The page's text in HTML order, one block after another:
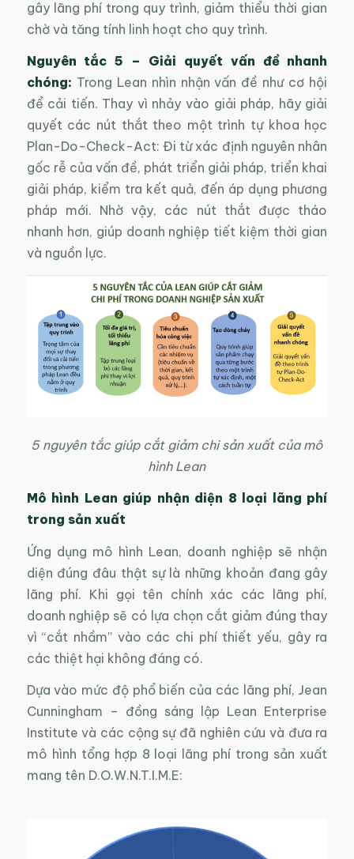
gây lãng phí trong quy trình, giảm thiểu thời gian
chờ và tăng tính linh hoạt cho quy trình.
Nguyên tắc 5 –
Giải quyết vấn đề nhanh
chóng: Trong Lean nhìn nhận vấn đề như cơ hội
để cải tiến. Thay vì nhảy vào giải pháp, hãy giải
quyết các nút thắt theo một trình tự khoa học
Plan-Do-Check-Act: Đi từ xác định nguyên nhân
gốc rễ của vấn đề, phát triển giải pháp, triển khai
giải pháp, kiểm tra kết quả, đến áp dụng phương
pháp mới. Nhờ vậy, các nút thắt được tháo
nhanh hơn, giúp doanh nghiệp tiết kiệm thời gian
và nguồn lực.
5 nguyên tắc giúp cắt giảm chi sản xuất của mô
hình Lean
Mô hình Lean giúp nhận diện 8 loại lãng phí
trong sản xuất
Ứng dụng mô hình Lean, doanh nghiệp sẽ nhận
diện đúng đâu thật sự là những khoản đang gây
lãng phí. Khi gọi tên chính xác các lãng phí,
doanh nghiệp sẽ có lựa chọn cắt giảm đúng thay
vì “cắt nhầm” vào các chi phí thiết yếu, gây ra
các thiệt hại không đáng có.
Dựa vào mức độ phổ biến của các lãng phí, Jean
Cunningham – đồng sáng lập Lean Enterprise
Institute và các cộng sự đã nghiên cứu và đưa ra
mô hình tổng hợp 8 loại lãng phí trong sản xuất
mang tên D.O.W.N.T.I.M.E: